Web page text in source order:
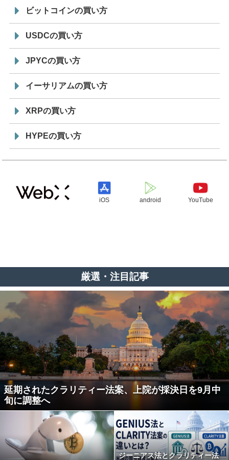
ビットコインの買い方
USDCの買い方
JPYCの買い方
イーサリアムの買い方
XRPの買い方
HYPEの買い方
iOS android YouTube
厳選・注目記事
延期されたクラリティー法案、上院が採決日を9月中
旬に調整へ
ジーニアス法とクラリティー法